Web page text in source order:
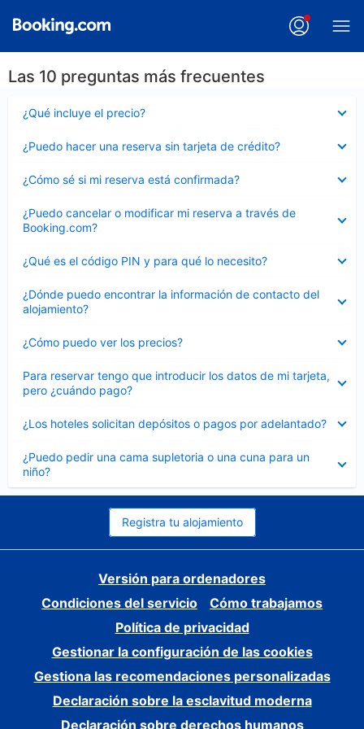
Las 10 preguntas más frecuentes
¿Qué incluye el precio?
cerrado
¿Puedo hacer una reserva sin tarjeta de crédito?
cerrado
¿Cómo sé si mi reserva está confirmada?
cerrado
¿Puedo cancelar o modificar mi reserva a través de
Booking.com?
cerrado
¿Qué es el código PIN y para qué lo necesito?
cerrado
¿Dónde puedo encontrar la información de contacto del
alojamiento?
cerrado
¿Cómo puedo ver los precios?
cerrado
Para reservar tengo que introducir los datos de mi tarjeta,
pero ¿cuándo pago?
cerrado
¿Los hoteles solicitan depósitos o pagos por adelantado?
cerrado
¿Puedo pedir una cama supletoria o una cuna para un
niño?
cerrado
Registra tu alojamiento
Versión para ordenadores
Condiciones del servicio
Cómo trabajamos
Política de privacidad
Gestionar la configuración de las cookies
Gestiona las recomendaciones personalizadas
Declaración sobre la esclavitud moderna
Declaración sobre derechos humanos